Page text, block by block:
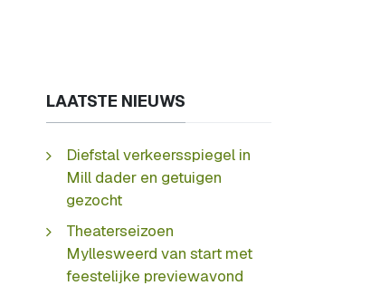
LAATSTE NIEUWS
Diefstal verkeersspiegel in
Mill dader en getuigen
gezocht
Theaterseizoen
Myllesweerd van start met
feestelijke previewavond